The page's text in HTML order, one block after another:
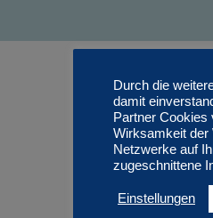
Durch die
damit
Partner Cookies
Wirksamkeit der
Netzwerke auf
zugeschnittene
Einstellungen